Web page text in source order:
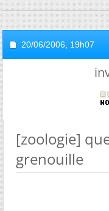
20/06/2006, 19h07
[zoologie]
grenouille